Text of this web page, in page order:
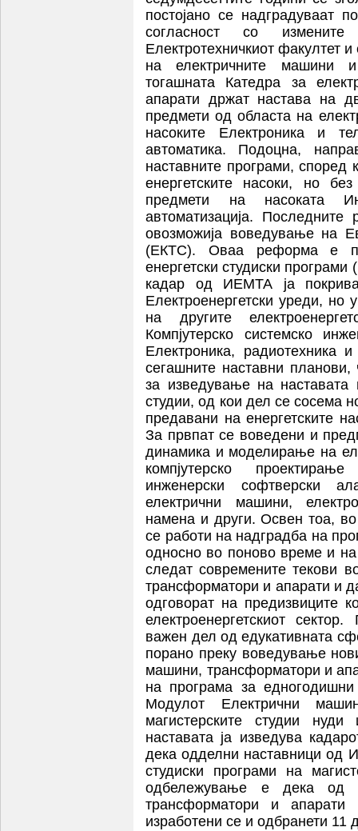
постојано се надградуваат
согласност со
Електротехничкиот факултет
на електричните машини и
тогашната Катедра за
апарати држат настава на
предмети од областа на
насоките Eлектроника и
автоматика. Подоцна,
наставните програми, според
енергетските насоки, но
предмети на насоката
автоматизација.
овозможија воведување на
(ЕКТС). Оваа реформа е
енергетски студиски
кадар од ИЕМТА ја
Електроенергетски уреди, но
на другите
Компјутерско системско
Електроника, радиотехника
сегашните наставни
за изведување на
студии, од кои дел се сосема
предавани на енергетските
За првпат се воведени и
динамика и моделирање на
компјутерско
инженерски софтверски
електрични машини,
намена и други. Освен тоа, во
се работи на надградба на
односно во поново време и на
следат современите текови
трансформатори и апарати и
одговорат на предизвиците
електроенергетскиот
важен дел од едукативната
порано преку воведување
машини, трансформатори и
на програма за
Модулот Електрични
магистерските студии
наставата ја изведува
дека одделни наставници од
студиски програми на
одбележување е дека од
трансформатори и
изработени се и одбранети 11